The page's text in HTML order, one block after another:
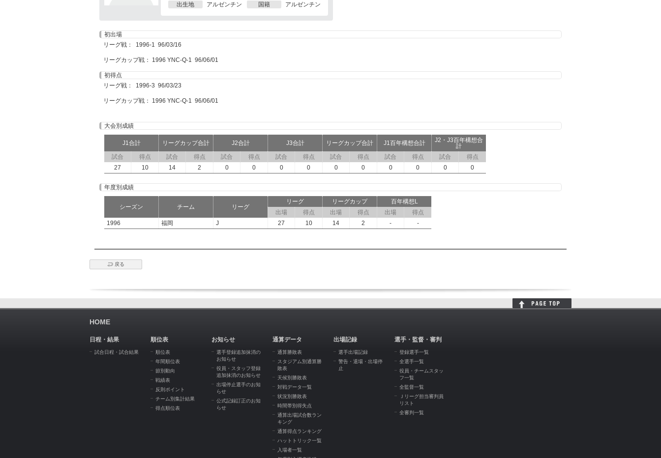
出生地
アルゼンチン
国籍
アルゼンチン
初出場
リーグ戦： 1996-1 96/03/16
リーグカップ戦： 1996 YNC-Q-1 96/06/01
初得点
リーグ戦： 1996-3 96/03/23
リーグカップ戦： 1996 YNC-Q-1 96/06/01
大会別成績
J1合計 リーグカップ合計 J2合計 J3合計 リーグカップ合計 J1百年構想合計
J2・J3百年構想合
計
試合
得点 試合 得点 試合 得点 試合 得点 試合 得点 試合 得点 試合
得点
27
10 14 2 0 0 0 0 0 0 0 0 0 0
年度別成績
シーズン チーム リーグ
リーグ リーグカップ
百年構想L
出場
得点 出場 得点 出場
得点
1996
福岡 J 27 10 14 2 - -
戻る
HOME
日程・結果
試合日程・試合結果
順位表
順位表
年間順位表
節別動向
戦績表
反則ポイント
チーム別集計結果
得点順位表
お知らせ
選手登録追加抹消の
お知らせ
役員・スタッフ登録
追加抹消のお知らせ
出場停止選手のお知
らせ
公式記録訂正のお知
らせ
通算データ
通算勝敗表
スタジアム別通算勝
敗表
天候別勝敗表
対戦データ一覧
状況別勝敗表
時間帯別得失点
通算出場試合数ラン
キング
通算得点ランキング
ハットトリック一覧
入場者一覧
出場記録
選手出場記録
警告・退場・出場停
止
選手・監督・審判
登録選手一覧
全選手一覧
役員・チームスタッ
フ一覧
全監督一覧
Ｊリーグ担当審判員
リスト
全審判一覧